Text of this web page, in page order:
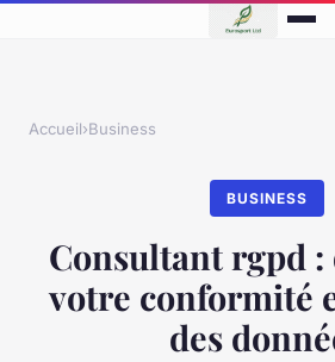
Accueil›Business
BUSINESS
Consultant rgpd
votre conformité
des